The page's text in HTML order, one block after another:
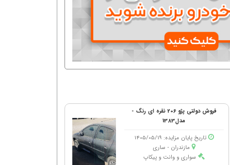
فروش دولتی پژو 206 نقره ای رنگ -
مدل1383
تاریخ پایان مزایده: 1405/05/19
مازندران - ساری
سواری و وانت و پیکاپ